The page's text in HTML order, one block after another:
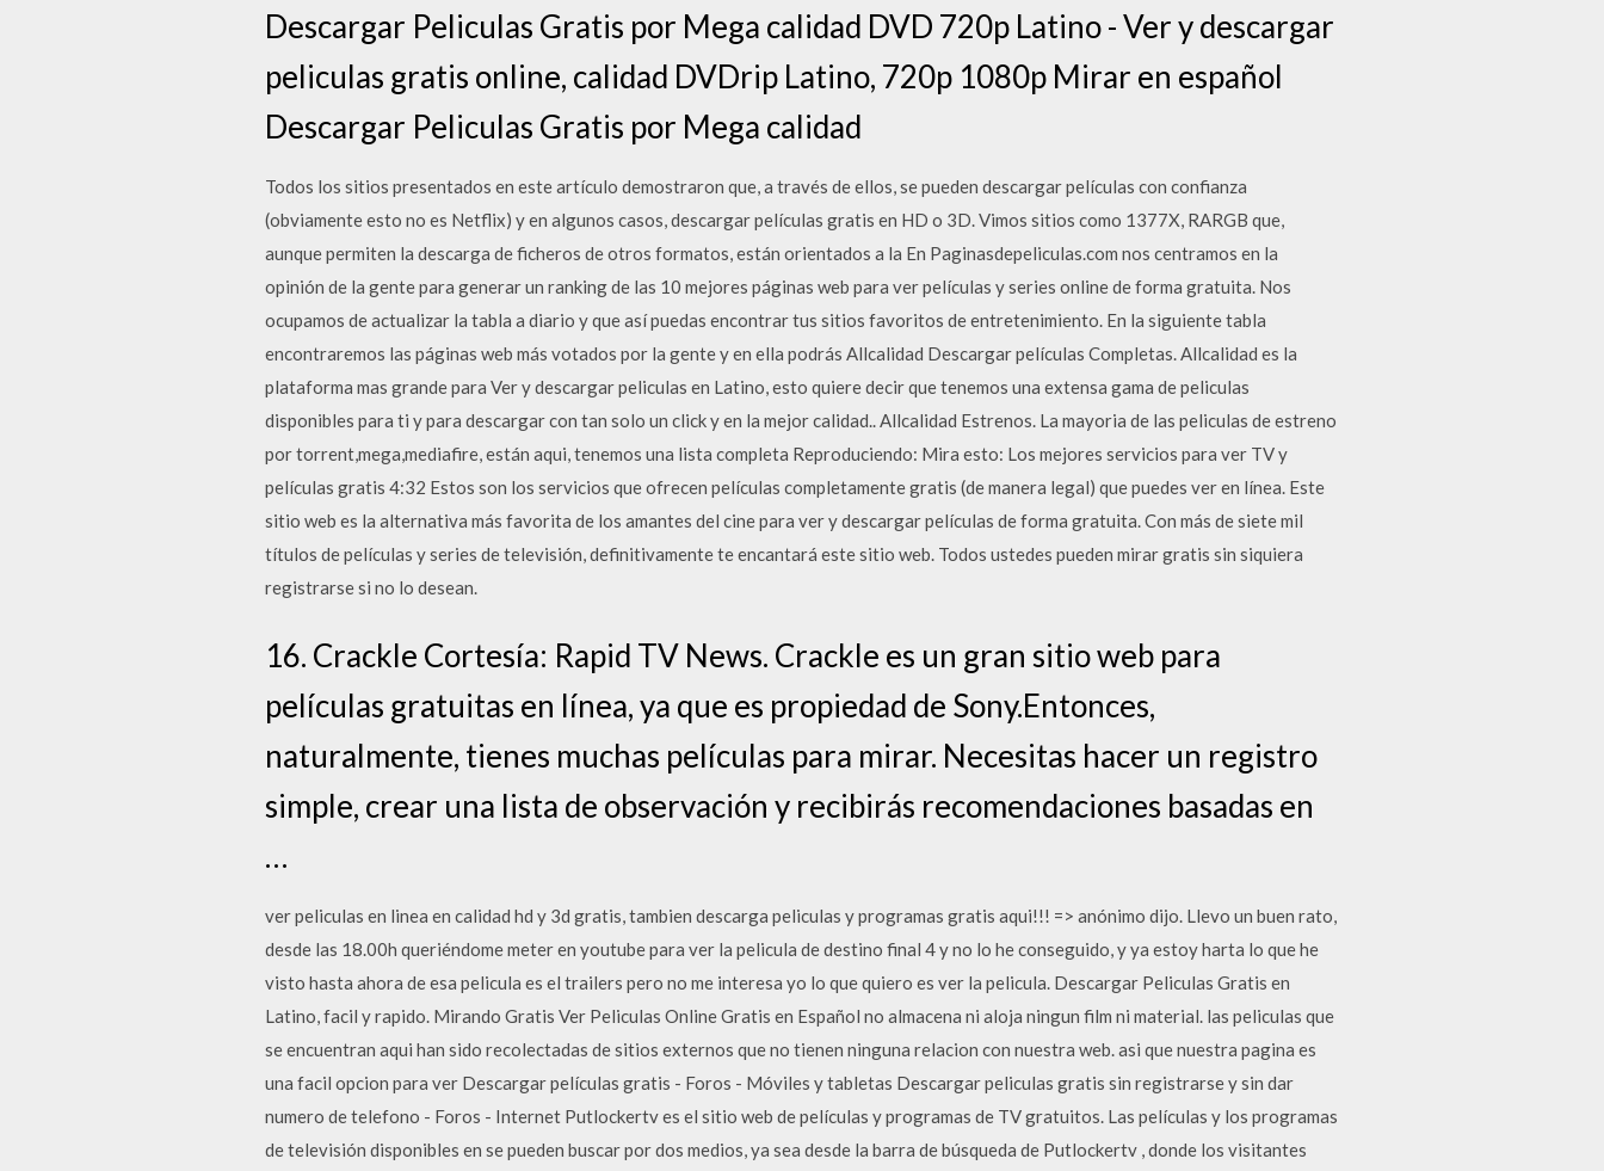
Descargar Peliculas Gratis por Mega calidad DVD 720p Latino - Ver y descargar
peliculas gratis online, calidad DVDrip Latino, 720p 1080p Mirar en español
Descargar Peliculas Gratis por Mega calidad
Todos los sitios presentados en este artículo demostraron que, a través de ellos, se pueden descargar películas con confianza
(obviamente esto no es Netflix) y en algunos casos, descargar películas gratis en HD o 3D. Vimos sitios como 1377X, RARGB que,
aunque permiten la descarga de ficheros de otros formatos, están orientados a la En Paginasdepeliculas.com nos centramos en la
opinión de la gente para generar un ranking de las 10 mejores páginas web para ver películas y series online de forma gratuita. Nos
ocupamos de actualizar la tabla a diario y que así puedas encontrar tus sitios favoritos de entretenimiento. En la siguiente tabla
encontraremos las páginas web más votados por la gente y en ella podrás Allcalidad Descargar películas Completas. Allcalidad es la
plataforma mas grande para Ver y descargar peliculas en Latino, esto quiere decir que tenemos una extensa gama de peliculas
disponibles para ti y para descargar con tan solo un click y en la mejor calidad.. Allcalidad Estrenos. La mayoria de las peliculas de estreno
por torrent,mega,mediafire, están aqui, tenemos una lista completa Reproduciendo: Mira esto: Los mejores servicios para ver TV y
películas gratis 4:32 Estos son los servicios que ofrecen películas completamente gratis (de manera legal) que puedes ver en línea. Este
sitio web es la alternativa más favorita de los amantes del cine para ver y descargar películas de forma gratuita. Con más de siete mil
títulos de películas y series de televisión, definitivamente te encantará este sitio web. Todos ustedes pueden mirar gratis sin siquiera
registrarse si no lo desean.
16. Crackle Cortesía: Rapid TV News. Crackle es un gran sitio web para
películas gratuitas en línea, ya que es propiedad de Sony.Entonces,
naturalmente, tienes muchas películas para mirar. Necesitas hacer un registro
simple, crear una lista de observación y recibirás recomendaciones basadas en
…
ver peliculas en linea en calidad hd y 3d gratis, tambien descarga peliculas y programas gratis aqui!!! => anónimo dijo. Llevo un buen rato,
desde las 18.00h queriéndome meter en youtube para ver la pelicula de destino final 4 y no lo he conseguido, y ya estoy harta lo que he
visto hasta ahora de esa pelicula es el trailers pero no me interesa yo lo que quiero es ver la pelicula. Descargar Peliculas Gratis en
Latino, facil y rapido. Mirando Gratis Ver Peliculas Online Gratis en Español no almacena ni aloja ningun film ni material. las peliculas que
se encuentran aqui han sido recolectadas de sitios externos que no tienen ninguna relacion con nuestra web. asi que nuestra pagina es
una facil opcion para ver Descargar películas gratis - Foros - Móviles y tabletas Descargar peliculas gratis sin registrarse y sin dar
numero de telefono - Foros - Internet Putlockertv es el sitio web de películas y programas de TV gratuitos. Las películas y los programas
de televisión disponibles en se pueden buscar por dos medios, ya sea desde la barra de búsqueda de Putlockertv , donde los visitantes